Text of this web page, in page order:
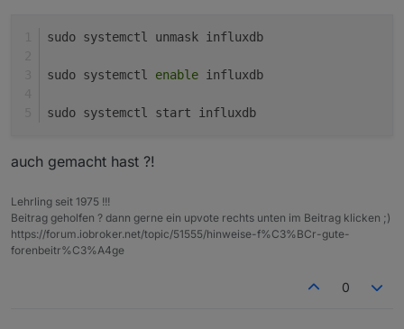
sudo systemctl unmask influxdb
sudo systemctl enable influxdb
sudo systemctl start influxdb
auch gemacht hast ?!
Lehrling seit 1975 !!!
Beitrag geholfen ? dann gerne ein upvote rechts unten im Beitrag klicken ;)
https://forum.iobroker.net/topic/51555/hinweise-f%C3%BCr-gute-
forenbeitr%C3%A4ge
0